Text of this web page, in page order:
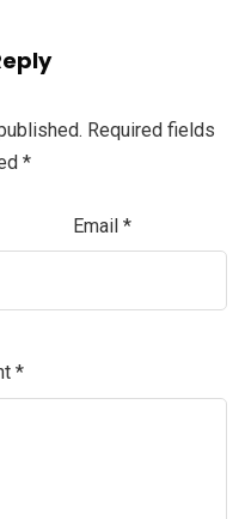
Required fields
*
Email *
*